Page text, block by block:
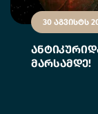
30 აგვისტს
მარსამდე!